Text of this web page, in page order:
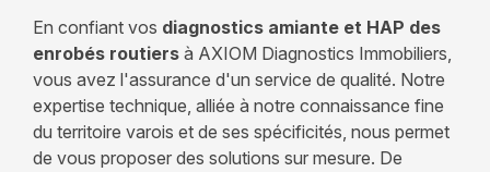
En confiant vos diagnostics amiante et HAP des
enrobés routiers à AXIOM Diagnostics Immobiliers,
vous avez l'assurance d'un service de qualité. Notre
expertise technique, alliée à notre connaissance fine
du territoire varois et de ses spécificités, nous permet
de vous proposer des solutions sur mesure. De